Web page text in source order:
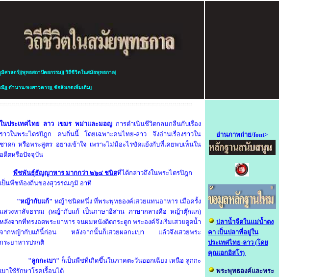
ศาสตร์][พุทธสถาปัตยกรรม][ วิถีชีวิตในสมัยพุทธกาล]
ณี][ตำนาน/พงศาวดาร][ ข้อสังเกตเพิ่มเติม]
ในประเทศไทย ลาว เขมร พม่าและมอญ การดำเนินชีวิตกลมกลืนกับเรื่อง
ราวในพระไตรปิฎก คนถิ่นนี้ โดยเฉพาะคนไทย-ลาว จึงอ่านเรื่องราวใน
ชาดก หรือพระสูตร อย่างเข้าใจ เพราะไม่มีอะไรขัดแย้งกับที่เคยพบเห็นใน
อดีตหรือปัจจุบัน
พืชพันธุ์ธัญญาหาร มากกว่า ๒๖๔ ชนิดที่ได้กล่าวถึงในพระไตรปิฎก
เป็นพืชท้องถิ่นของสุวรรณภูมิ อาทิ
"หญ้ากับแก้" หญ้าชนิดหนึ่ง ที่พระพุทธองค์เสวยแทนอาหาร เมื่อครั้ง
แสวงหาสัจธรรม (หญ้ากับแก้ เป็นภาษาอีสาน ภาษากลางคือ หญ้าตุ๊กแก)
หลังจากที่ทรงอดพระยาหาร จนผมหนังติดกระดูก พระองค์จึงเริ่มเสวยดูดน้ำ
จากหญ้ากับแก้นี้ก่อน หลังจากนั้นก็เสวยผลกะเบา แล้วจึงเสวยพระ
กระยาหารปรกติ
"ลูกกะเบา" ก็เป็นพืชที่เกิดขึ้นในภาคตะวันออกเฉียง เหนือ ลูกกะ
เบาใช้รักษาโรคเรื้อนได้
อ่านภาพถ่าย/font>
ปลาน้ำจืดในแม่น้ำตง
คา เป็นปลาที่อยู่ใน
ประเทศไทย-ลาว (โดย
คุณเอกอิสโร)
พระพุทธองค์และพระ